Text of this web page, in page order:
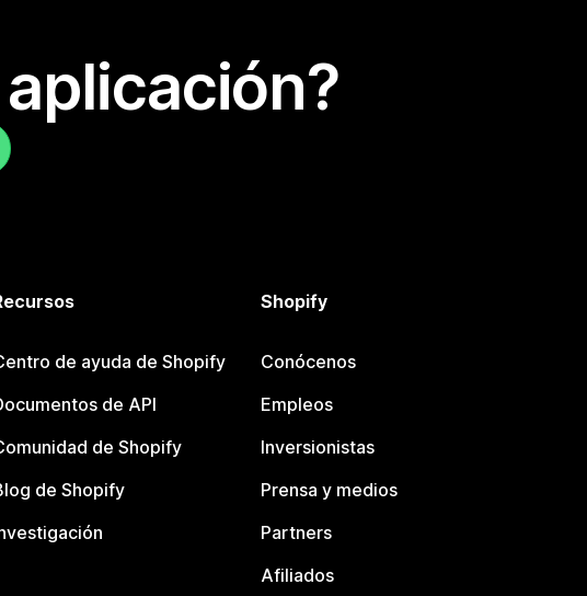
de ayuda de Shopify
de API
de Shopify
de Shopify
Shopify
Conócenos
Empleos
Inversionistas
Prensa y medios
Partners
Afiliados